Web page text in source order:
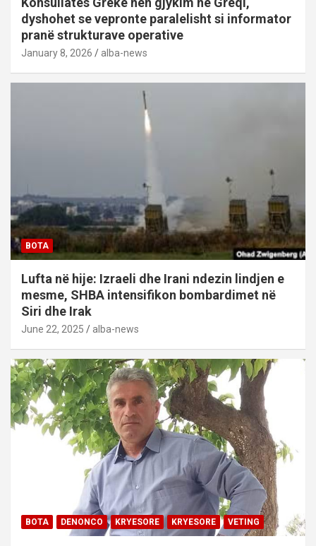
dyshohet se vepronte paralelisht si informator
pranë strukturave operative
January 8, 2026 alba-news
BOTA
Lufta në hije: Izraeli dhe Irani ndezin lindjen e
mesme, SHBA intensifikon bombardimet në
Siri dhe Irak
June 22, 2025 alba-news
BOTA DENONCO KRYESORE KRYESORE VETING